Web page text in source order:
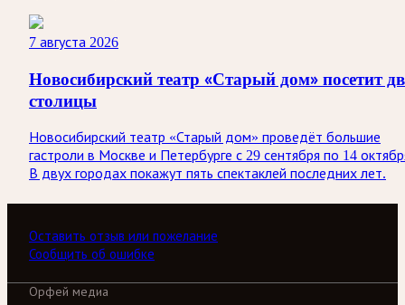
7 августа 2026
Новосибирский театр «Старый дом» посетит
столицы
Новосибирский театр «Старый дом» проведёт большие
гастроли в Москве и Петербурге с 29 сентября по 14
В двух городах покажут пять спектаклей последних лет.
Оставить отзыв или пожелание
Сообщить об ошибке
Орфей медиа